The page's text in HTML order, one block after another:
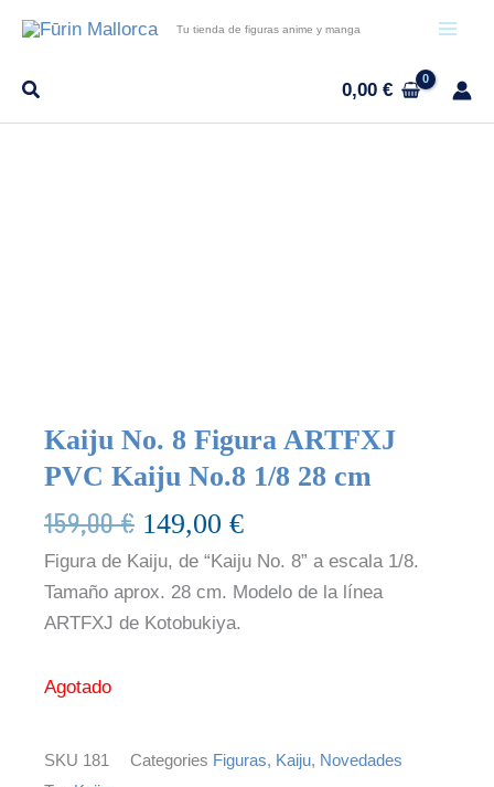
contenido
Tu tienda de figuras anime y manga
0,00€
Kaiju No. 8 Figura ARTFXJ
PVC Kaiju No.8 1/8 28 cm
159,00€ El
precio
original
era:
149,00 €El
precio
actual
Figura de Kaiju, de “Kaiju No. 8” a escala 1/8.
Tamaño aprox. 28 cm. Modelo de la línea
ARTFXJ de Kotobukiya.
Agotado
SKU 181 Categories Figuras, Kaiju, Novedades